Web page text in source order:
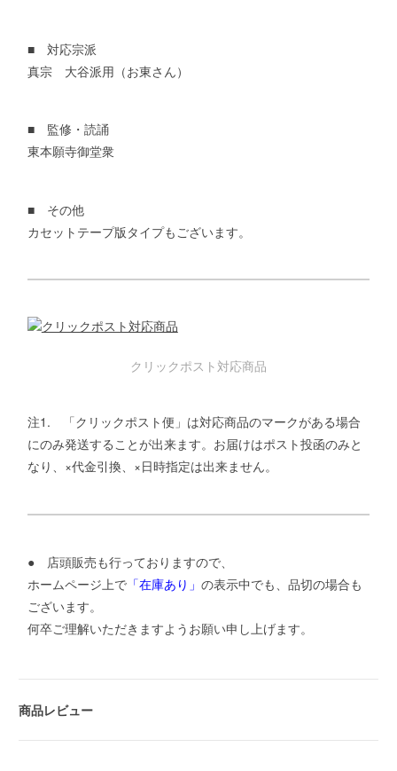
■ 対応宗派
真宗 大谷派用（お東さん）
■ 監修・読誦
東本願寺御堂衆
■ その他
カセットテープ版タイプもございます。
クリックポスト対応商品
注1. 「クリックポスト便」は対応商品のマークがある場合
にのみ発送することが出来ます。お届けはポスト投函のみと
なり、×代金引換、×日時指定は出来ません。
● 店頭販売も行っておりますので、
ホームページ上で「在庫あり」 の表示中でも、品切の場合も
ございます。
何卒ご理解いただきますようお願い申し上げます。
商品レビュー